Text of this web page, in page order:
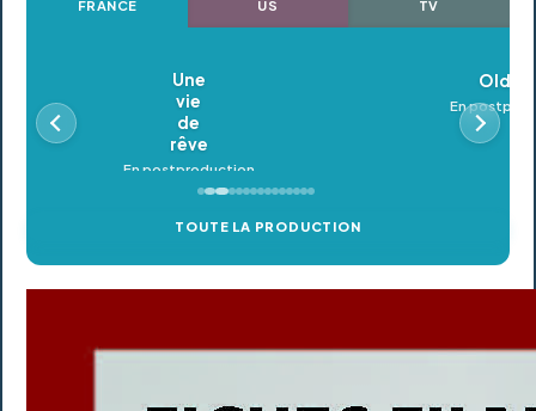
FRANCE US TV
Oldeupe
En postproduction
TOUTE LA PRODUCTION